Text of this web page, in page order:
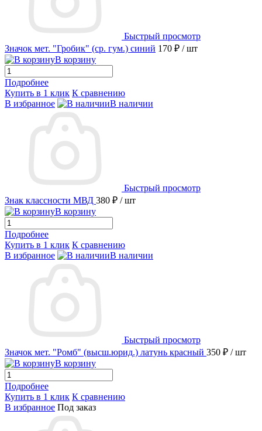
Быстрый просмотр
Значок мет. "Гробик" (ср. гум.) синий 170 ₽ / шт
В корзину
Подробнее
Купить в 1 клик К сравнению
В избранное
В наличии
Быстрый просмотр
Знак классности МВД 380 ₽ / шт
В корзину
Подробнее
Купить в 1 клик К сравнению
В избранное
В наличии
Быстрый просмотр
Значок мет. "Ромб" (высш.юрид.) латунь красный 350 ₽ / шт
В корзину
Подробнее
Купить в 1 клик К сравнению
В избранное Под заказ